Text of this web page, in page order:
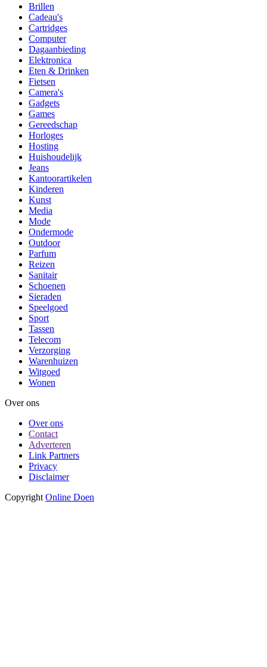
Brillen
Cadeau's
Cartridges
Computer
Dagaanbieding
Elektronica
Eten & Drinken
Fietsen
Camera's
Gadgets
Games
Gereedschap
Horloges
Hosting
Huishoudelijk
Jeans
Kantoorartikelen
Kinderen
Kunst
Media
Mode
Ondermode
Outdoor
Parfum
Reizen
Sanitair
Schoenen
Sieraden
Speelgoed
Sport
Tassen
Telecom
Verzorging
Warenhuizen
Witgoed
Wonen
Over ons
Over ons
Contact
Adverteren
Link Partners
Privacy
Disclaimer
Copyright Online Doen